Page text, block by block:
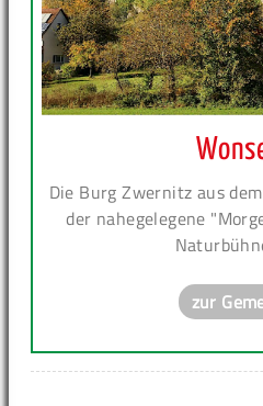
Die Burg Zwernitz aus
der nahegelegene
zur